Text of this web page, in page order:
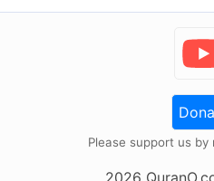
Please support us